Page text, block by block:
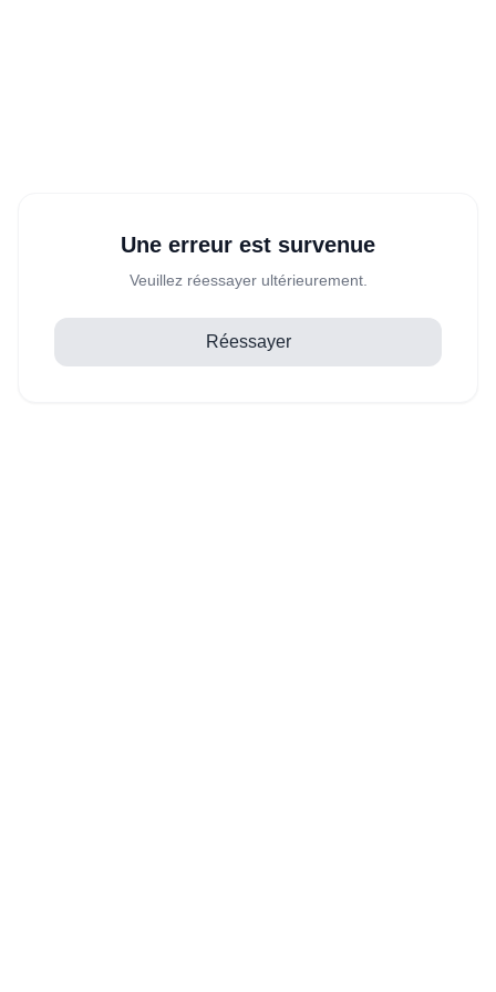
Une erreur est survenue
Veuillez réessayer ultérieurement.
Réessayer